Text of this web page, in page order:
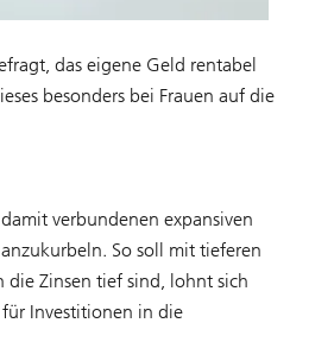
das eigene Geld rentabel
besonders bei Frauen auf die
verbundenen expansiven
So soll mit tieferen
Zinsen tief sind, lohnt sich
Investitionen in die